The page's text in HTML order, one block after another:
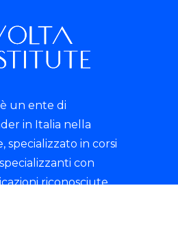
un ente di
in Italia nella
specializzato in corsi
con
riconosciute.